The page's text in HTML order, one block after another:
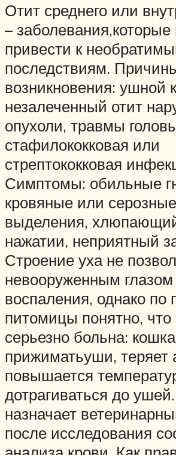
Отит среднего или
– заболевания,которые
привести к
последствиям.
возникновения: ушной
незалеченный отит
опухоли, травмы
стафилококковая или
стрептококковая
Симптомы: обильные
кровяные или серозные
выделения,
нажатии, неприятный
Строение уха не
невооруженным глазом
воспаления, однако по
питомицы понятно, что
серьезно больна:
прижиматьуши, теряет
повышается
дотрагиваться до
назначает
после исследования